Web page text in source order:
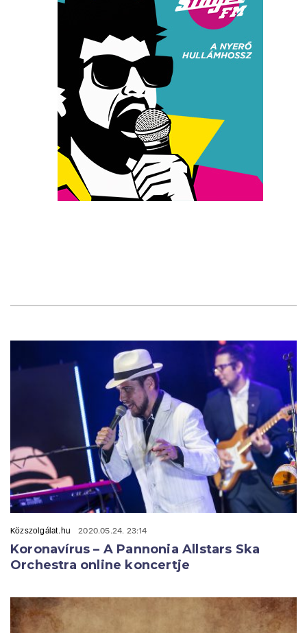
Közszolgálat.hu 2020.05.24. 23:14
Koronavírus – A Pannonia Allstars Ska
Orchestra online koncertje